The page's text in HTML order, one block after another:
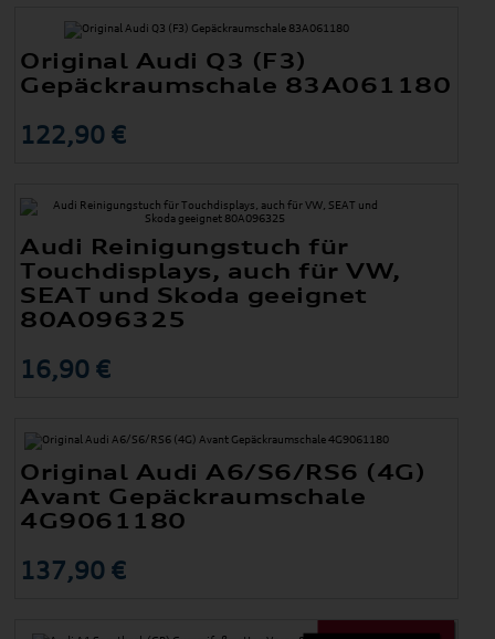
Original Audi Q3 (F3)
Gepäckraumschale 83A061180
122,90 €
Audi Reinigungstuch für
Touchdisplays, auch für VW,
SEAT und Skoda geeignet
80A096325
16,90 €
Original Audi A6/S6/RS6 (4G)
Avant Gepäckraumschale
4G9061180
137,90 €